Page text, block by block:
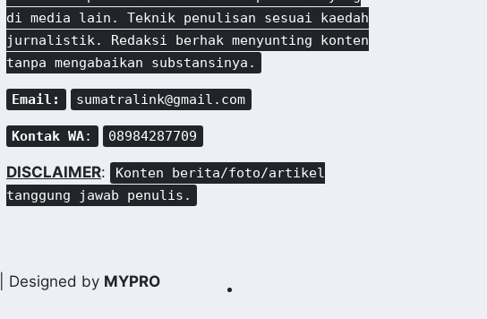
di media lain. Teknik penulisan sesuai kaedah
jurnalistik. Redaksi berhak menyunting konten
tanpa mengabaikan substansinya.
Email: sumatralink@gmail.com
Kontak WA: 08984287709
DISCLAIMER:
Konten berita/foto/artikel
tanggung jawab penulis.
| Designed by MYPRO